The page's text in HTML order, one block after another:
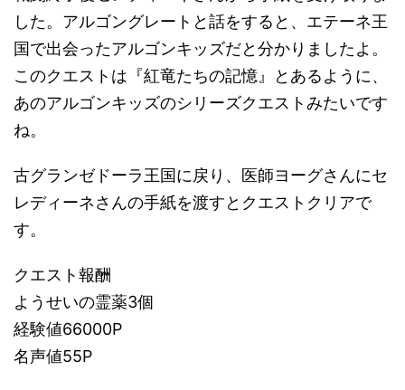
した。アルゴングレートと話をすると、エテーネ王
国で出会ったアルゴンキッズだと分かりましたよ。
このクエストは『紅竜たちの記憶』とあるように、
あのアルゴンキッズのシリーズクエストみたいです
ね。
古グランゼドーラ王国に戻り、医師ヨーグさんにセ
レディーネさんの手紙を渡すとクエストクリアで
す。
クエスト報酬
ようせいの霊薬3個
経験値66000P
名声値55P